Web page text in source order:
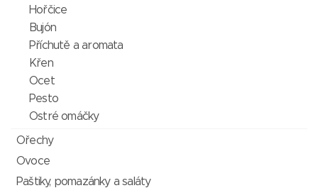
Hořčice
Bujón
Příchutě a aromata
Křen
Ocet
Pesto
Ostré omáčky
Ořechy
Ovoce
Paštiky, pomazánky a saláty